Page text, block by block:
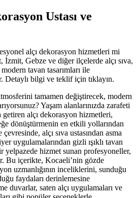
Ustası ve
alçı dekorasyon hizmetleri mi
İzmit, Gebze ve diğer ilçelerde alçı sıva,
tavan tasarımları ile
Detaylı bilgi ve teklif için tıklayın.
tamamen değiştirecek, modern
Yaşam alanlarınızda zarafeti
alçı dekorasyon hizmetleri,
dönüştürmenin en etkili yollarından
alçı sıva ustasından asma
uygulamalarından gizli ışıklı tavan
yelpazede hizmet sunan profesyoneller,
Bu içerikte, Kocaeli’nin gözde
uzmanlığının inceliklerini, sunduğu
faydaları derinlemesine
duvarlar, saten alçı uygulamaları ve